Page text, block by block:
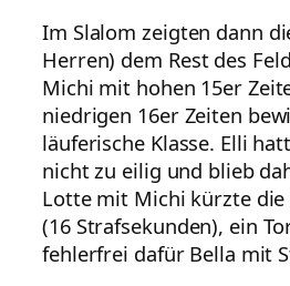
Im Slalom zeigten dann
Herren) dem Rest des
Michi mit hohen 15er
niedrigen 16er Zeiten
läuferische Klasse. Elli
nicht zu eilig und blieb
Lotte mit Michi kürzte die
(16 Strafsekunden), ein
fehlerfrei dafür Bella mit